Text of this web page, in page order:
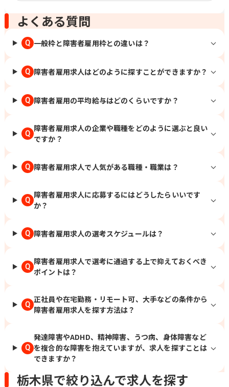
よくある質問
Q 一般枠と障害者雇用枠との違いは？
Q 障害者雇用求人はどのように探すことができますか？
Q 障害者雇用の平均給与はどのくらいですか？
Q
障害者雇用求人の企業や職種をどのように選ぶと良い
ですか？
Q 障害者雇用求人で人気がある職種・職業は？
Q
障害者雇用求人に応募するにはどうしたらいいです
か？
Q 障害者雇用求人の選考スケジュールは？
Q
障害者雇用求人で選考に通過する上で抑えておくべき
ポイントは？
Q
正社員や在宅勤務・リモート可、大手などの条件から
障害者雇用求人を探す方法は？
Q
発達障害やADHD、精神障害、うつ病、身体障害など
を複合的な障害を抱えていますが、求人を探すことは
できますか？
栃木県で絞り込んで求人を探す